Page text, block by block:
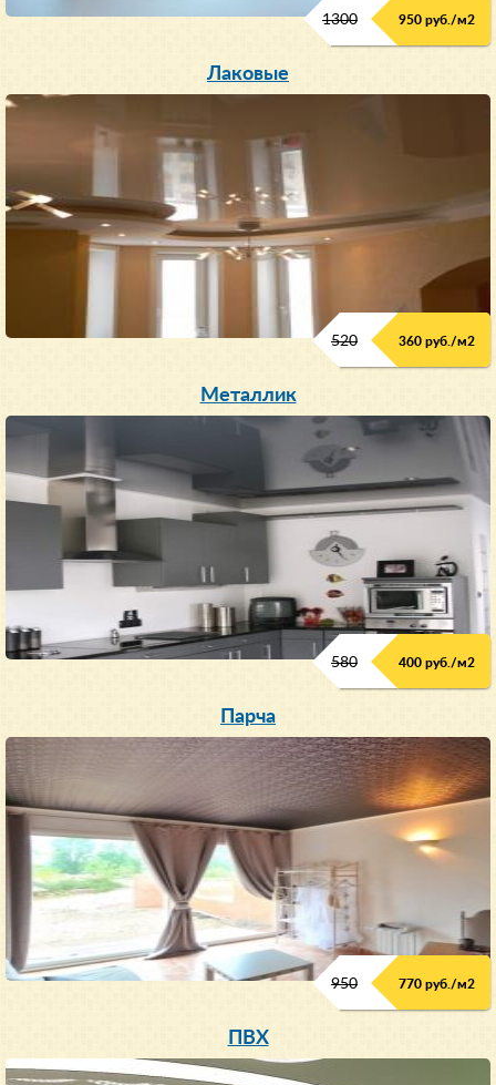
1300 950 руб./м2
Лаковые
520 360 руб./м2
Металлик
580 400 руб./м2
Парча
950 770 руб./м2
ПВХ